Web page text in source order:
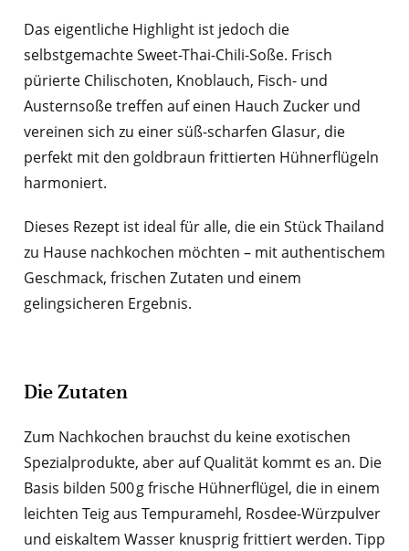
Das eigentliche Highlight ist jedoch die
selbstgemachte Sweet-Thai-Chili-Soße. Frisch
pürierte Chilischoten, Knoblauch, Fisch- und
Austernsoße treffen auf einen Hauch Zucker und
vereinen sich zu einer süß-scharfen Glasur, die
perfekt mit den goldbraun frittierten Hühnerflügeln
harmoniert.
Dieses Rezept ist ideal für alle, die ein Stück Thailand
zu Hause nachkochen möchten – mit authentischem
Geschmack, frischen Zutaten und einem
gelingsicheren Ergebnis.
Die Zutaten
Zum Nachkochen brauchst du keine exotischen
Spezialprodukte, aber auf Qualität kommt es an. Die
Basis bilden 500 g frische Hühnerflügel, die in einem
leichten Teig aus Tempuramehl, Rosdee-Würzpulver
und eiskaltem Wasser knusprig frittiert werden. Tipp